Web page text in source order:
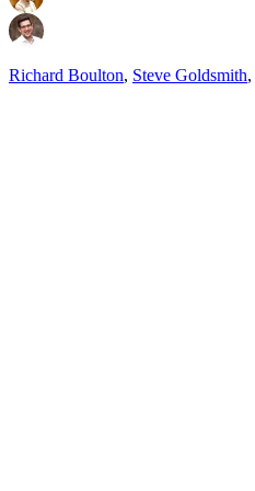
Richard Boulton, Steve Goldsmith,